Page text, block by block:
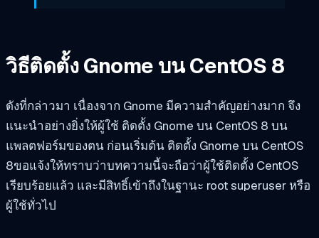
วิธีติดตั้ง Gnome บน CentOS 8
ดังที่กล่าวมา เนื่องจาก Gnome มีความสำคัญอย่างมาก จึง
แนะนำอย่างยิ่งให้ผู้ใช้ ติดตั้ง Gnome บน CentOS 8 บน
แพลตฟอร์มของตน ก่อนเริ่มต้น ติดตั้ง Gnome บน CentOS
8ขอแจ้งให้ทราบว่าบทความนี้จะถือว่าผู้ใช้ติดตั้ง CentOS
เรียบร้อยแล้ว และมีสิทธิ์เข้าถึงในฐานะ root superuser หรือ
ผู้ใช้ทั่วไป